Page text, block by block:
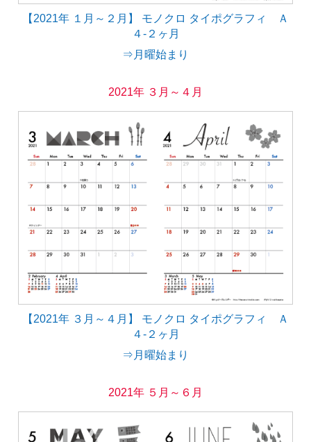
【2021年 １月～２月】 モノクロ タイポグラフィ Ａ
４-２ヶ月
⇒月曜始まり
2021年 ３月～４月
【2021年 ３月～４月】 モノクロ タイポグラフィ Ａ
４-２ヶ月
⇒月曜始まり
2021年 ５月～６月